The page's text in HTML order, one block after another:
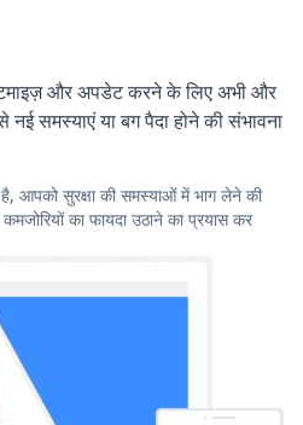
और अपडेट करने के लिए अभी और
समस्याएं या बग पैदा होने की संभावना
आपको सुरक्षा की समस्याओं में भाग लेने की
का फायदा उठाने का प्रयास कर